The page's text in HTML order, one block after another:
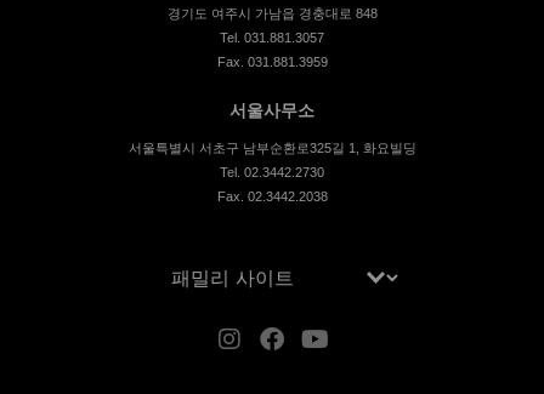
경기도 여주시 가남읍 경충대로 848
Tel. 031.881.3057
Fax. 031.881.3959
서울사무소
서울특별시 서초구 남부순환로325길 1, 화요빌딩
Tel. 02.3442.2730
Fax. 02.3442.2038